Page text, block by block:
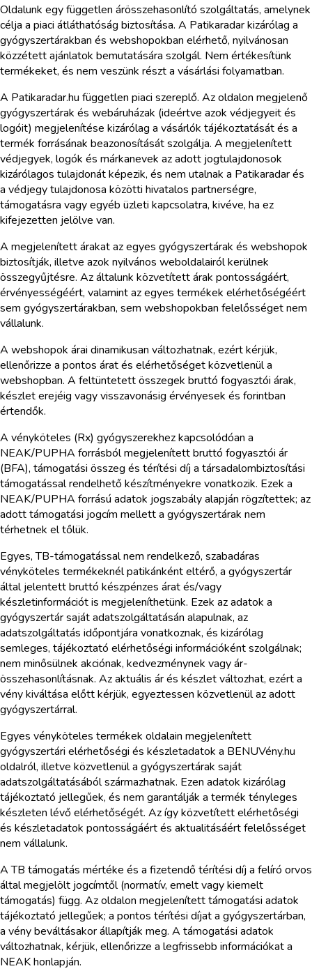
Oldalunk egy független árösszehasonlító szolgáltatás, amelynek
célja a piaci átláthatóság biztosítása. A Patikaradar kizárólag a
gyógyszertárakban és webshopokban elérhető, nyilvánosan
közzétett ajánlatok bemutatására szolgál. Nem értékesítünk
termékeket, és nem veszünk részt a vásárlási folyamatban.
A Patikaradar.hu független piaci szereplő. Az oldalon megjelenő
gyógyszertárak és webáruházak (ideértve azok védjegyeit és
logóit) megjelenítése kizárólag a vásárlók tájékoztatását és a
termék forrásának beazonosítását szolgálja. A megjelenített
védjegyek, logók és márkanevek az adott jogtulajdonosok
kizárólagos tulajdonát képezik, és nem utalnak a Patikaradar és
a védjegy tulajdonosa közötti hivatalos partnerségre,
támogatásra vagy egyéb üzleti kapcsolatra, kivéve, ha ez
kifejezetten jelölve van.
A megjelenített árakat az egyes gyógyszertárak és webshopok
biztosítják, illetve azok nyilvános weboldalairól kerülnek
összegyűjtésre. Az általunk közvetített árak pontosságáért,
érvényességéért, valamint az egyes termékek elérhetőségéért
sem gyógyszertárakban, sem webshopokban felelősséget nem
vállalunk.
A webshopok árai dinamikusan változhatnak, ezért kérjük,
ellenőrizze a pontos árat és elérhetőséget közvetlenül a
webshopban. A feltüntetett összegek bruttó fogyasztói árak,
készlet erejéig vagy visszavonásig érvényesek és forintban
értendők.
A vényköteles (Rx) gyógyszerekhez kapcsolódóan a
NEAK/PUPHA forrásból megjelenített bruttó fogyasztói ár
(BFA), támogatási összeg és térítési díj a társadalombiztosítási
támogatással rendelhető készítményekre vonatkozik. Ezek a
NEAK/PUPHA forrású adatok jogszabály alapján rögzítettek; az
adott támogatási jogcím mellett a gyógyszertárak nem
térhetnek el tőlük.
Egyes, TB-támogatással nem rendelkező, szabadáras
vényköteles termékeknél patikánként eltérő, a gyógyszertár
által jelentett bruttó készpénzes árat és/vagy
készletinformációt is megjeleníthetünk. Ezek az adatok a
gyógyszertár saját adatszolgáltatásán alapulnak, az
adatszolgáltatás időpontjára vonatkoznak, és kizárólag
semleges, tájékoztató elérhetőségi információként szolgálnak;
nem minősülnek akciónak, kedvezménynek vagy ár-
összehasonlításnak. Az aktuális ár és készlet változhat, ezért a
vény kiváltása előtt kérjük, egyeztessen közvetlenül az adott
gyógyszertárral.
Egyes vényköteles termékek oldalain megjelenített
gyógyszertári elérhetőségi és készletadatok a BENUVény.hu
oldalról, illetve közvetlenül a gyógyszertárak saját
adatszolgáltatásából származhatnak. Ezen adatok kizárólag
tájékoztató jellegűek, és nem garantálják a termék tényleges
készleten lévő elérhetőségét. Az így közvetített elérhetőségi
és készletadatok pontosságáért és aktualitásáért felelősséget
nem vállalunk.
A TB támogatás mértéke és a fizetendő térítési díj a felíró orvos
által megjelölt jogcímtől (normatív, emelt vagy kiemelt
támogatás) függ. Az oldalon megjelenített támogatási adatok
tájékoztató jellegűek; a pontos térítési díjat a gyógyszertárban,
a vény beváltásakor állapítják meg. A támogatási adatok
változhatnak, kérjük, ellenőrizze a legfrissebb információkat a
NEAK honlapján.